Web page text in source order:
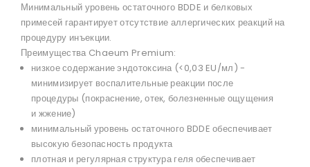
Минимальный уровень остаточного BDDE и белковых
примесей гарантирует отсутствие аллергических реакций на
процедуру инъекции.
Преимущества Chaeum Premium:
низкое содержание эндотоксина (<0,03 EU/мл) -
минимизирует воспалительные реакции после
процедуры (покраснение, отек, болезненные ощущения
и жжение)
минимальный уровень остаточного BDDE обеспечивает
высокую безопасность продукта
плотная и регулярная структура геля обеспечивает